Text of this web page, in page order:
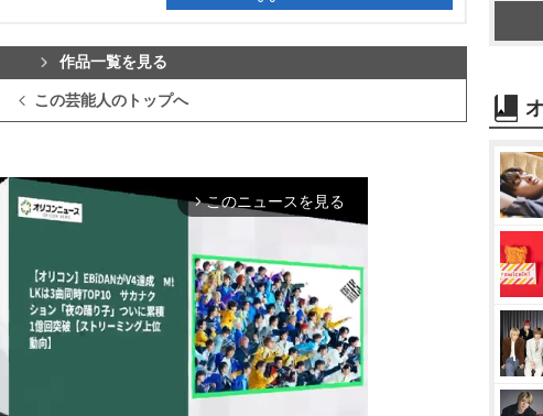
作品一覧を見る
この芸能人のトップへ
arrow_forward_ios このニュースを見る